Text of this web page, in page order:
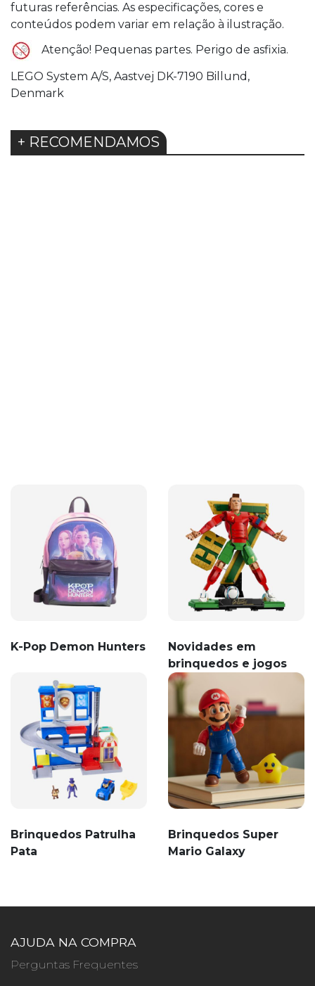
futuras referências. As especificações, cores e
conteúdos podem variar em relação à ilustração.
Atenção! Pequenas partes. Perigo de asfixia.
LEGO System A/S, Aastvej DK-7190 Billund,
Denmark
+ RECOMENDAMOS
K-Pop Demon Hunters
Novidades em
brinquedos e jogos
Brinquedos Patrulha
Pata
Brinquedos Super
Mario Galaxy
AJUDA NA COMPRA
Perguntas Frequentes